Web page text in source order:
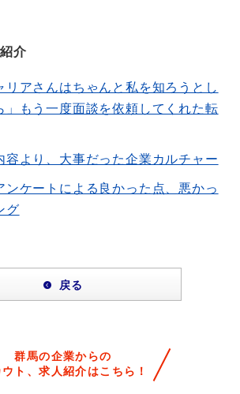
介
リアさんはちゃんと私を知ろうとし
」もう一度面談を依頼してくれた転
容より、大事だった企業カルチャー
ンケートによる良かった点、悪かっ
グ
戻る
群馬の企業からの
ト、求人紹介はこちら！